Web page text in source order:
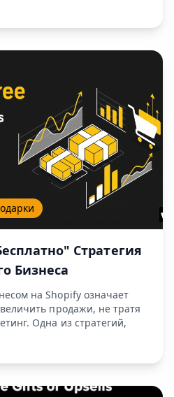
Стратегия
Бизнеса
на Shopify означает
продажи, не тратя
Одна из стратегий,